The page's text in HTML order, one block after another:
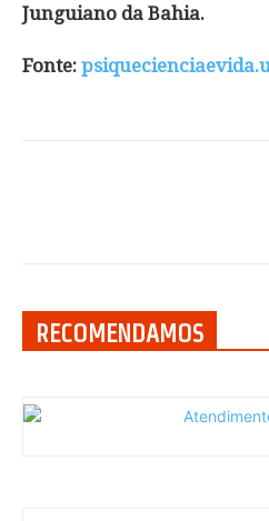
Junguiano da Bahia.
Fonte:
RECOMENDAMOS